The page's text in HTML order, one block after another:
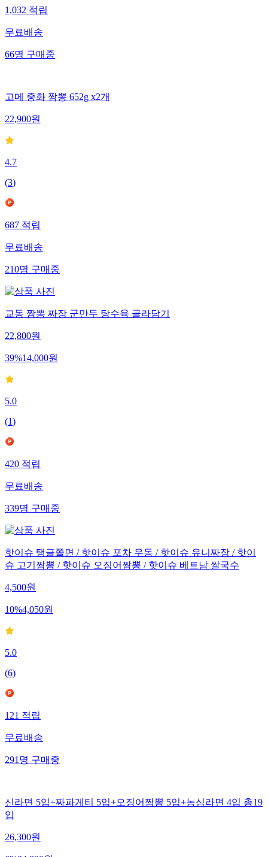
1,032 적립
무료배송
66명 구매중
고메 중화 짬뽕 652g x2개
22,900원
4.7
(3)
687적립
무료배송
210명구매중
교동 짬뽕 짜장 군만두 탕수육 골라담기
22,800원
39%14,000원
5.0
(1)
420적립
무료배송
339명구매중
핫이슈 탱글쫄면 / 핫이슈 포차 우동 / 핫이슈 유니짜장 / 핫이
슈 고기짬뽕 / 핫이슈 오징어짬뽕 / 핫이슈 베트남 쌀국수
4,500원
10%4,050원
5.0
(6)
121적립
무료배송
291명구매중
신라면 5입+짜파게티 5입+오징어짬뽕 5입+농심라면 4입 총19
입
26,300원